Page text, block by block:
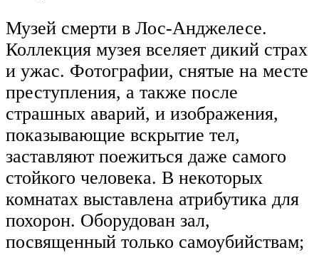
Музей смерти в Лос-Анджелесе.
Коллекция музея вселяет дикий страх
и ужас. Фотографии, снятые на месте
преступления, а также после
страшных аварий, и изображения,
показывающие вскрытие тел,
заставляют поежиться даже самого
стойкого человека. В некоторых
комнатах выставлена атрибутика для
похорон. Оборудован зал,
посвященный только самоубийствам;